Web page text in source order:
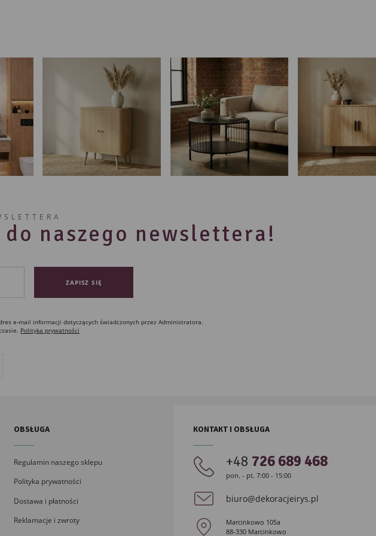
naszego newslettera!
e-mail informacji dotyczących świadczonych przez Administratora.
Polityka prywatności
OBSŁUGA
Regulamin naszego sklepu
Polityka prywatności
Dostawa i płatności
Reklamacje i zwroty
KONTAKT I OBSŁUGA
+48 726 689 468
pon. - pt. 7:00 - 15:00
biuro@dekoracjeirys.pl
Marcinkowo 105a
88-330 Marcinkowo